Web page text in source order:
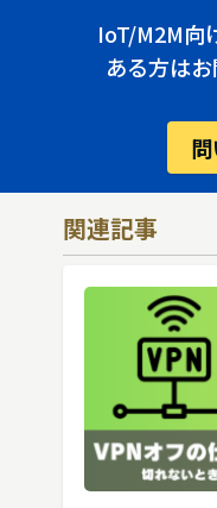
IoT/M2M向
ある方はお
関連記事